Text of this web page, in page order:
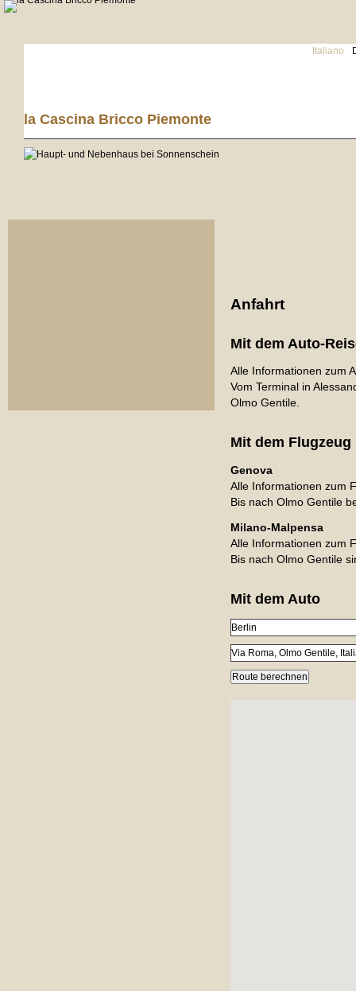
Italiano
la Cascina Bricco Piemonte
Anfahrt
Mit dem Auto-
Alle Informationen zum
Vom Terminal in
Olmo Gentile.
Mit dem
Genova
Alle Informationen zum
Bis nach Olmo Gentile
Milano-Malpensa
Alle Informationen zum
Bis nach Olmo Gentile
Mit dem Auto